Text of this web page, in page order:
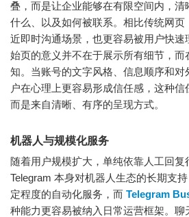
叠，而是让企业能够在有限空间内，
什么、以及如何被联系。相比传统网
近即时沟通场景，也更容易被用户快速
始页的意义并不在于展示所有细节，而
知。当账号的文字风格、信息顺序和对
户在心理上更容易形成信任感，这种信
而是来自清晰、有序的呈现方式。
机器人与规模化服务
随着用户规模扩大，单纯依靠人工回复
Telegram 本身对机器人生态的长期支
定程度的自动化服务，而 Telegram
种能力更容易被纳入日常运营框架。